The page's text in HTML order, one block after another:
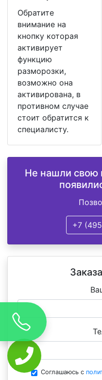
Обратите
внимание на
кнопку которая
активирует
функцию
разморозки,
возможно она
активирована, в
противном случае
стоит обратится к
специалисту.
Не нашли свою
+7
Соглашаюсь с